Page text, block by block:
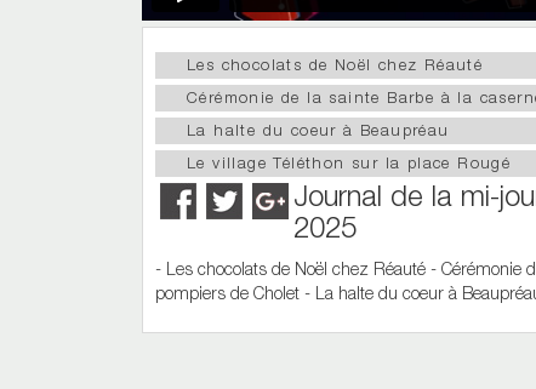
Les chocolats de Noël chez Réauté
Cérémonie de la sainte Barbe à la
La halte du coeur à Beaupréau
Le village Téléthon sur la place Rougé
Journal de la mi-
2025
- Les chocolats de Noël chez Réauté - Cérémonie
pompiers de Cholet - La halte du coeur à